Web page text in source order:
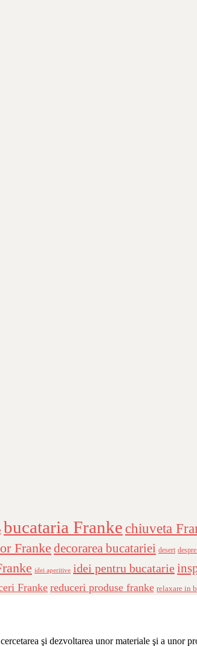
bucataria Franke chiuveta
Franke decorarea bucatariei desert
idei aperitive idei pentru bucatarie
Frankereduceri produse franke relaxare in
şi dezvoltarea unor materiale şi a unor